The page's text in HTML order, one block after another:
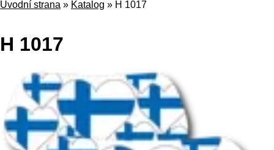
Úvodní strana » Katalog » H 1017
H 1017